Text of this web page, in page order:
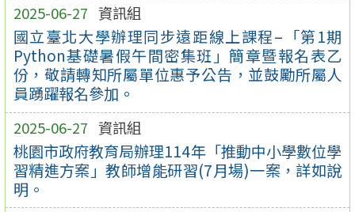
2025-06-27 資訊組
國立臺北大學辦理同步遠距線上課程–「第1期
Python基礎暑假午間密集班」簡章暨報名表乙
份，敬請轉知所屬單位惠予公告，並鼓勵所屬人
員踴躍報名參加。
2025-06-27 資訊組
桃園市政府教育局辦理114年「推動中小學數位學
習精進方案」教師增能研習(7月場)一案，詳如說
明。